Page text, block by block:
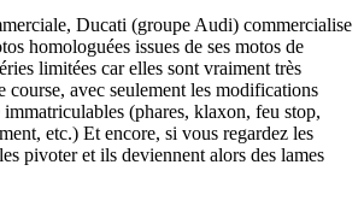
Ducati (groupe Audi) commercialise
homologuées issues de ses motos de
limitées car elles sont vraiment très
course, avec seulement les modifications
(phares, klaxon, feu stop,
etc.) Et encore, si vous regardez les
pivoter et ils deviennent alors des lames